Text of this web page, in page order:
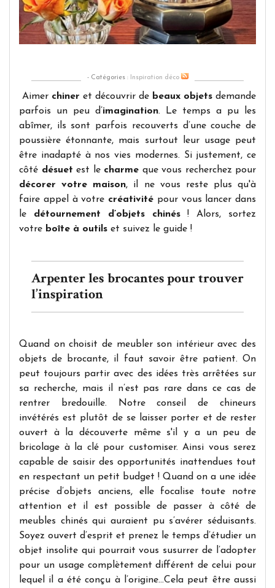
- Catégories : Inspiration déco
Aimer chiner et découvrir de beaux objets demande
parfois un peu d’imagination. Le temps a pu les
abîmer, ils sont parfois recouverts d’une couche de
poussière étonnante, mais surtout leur usage peut
être inadapté à nos vies modernes. Si justement, ce
côté désuet est le charme que vous recherchez pour
décorer votre maison, il ne vous reste plus qu'à
faire appel à votre créativité pour vous lancer dans
le détournement d’objets chinés! Alors, sortez
votre boîte à outils et suivez le guide !
Arpenter les brocantes pour trouver
l’inspiration
Quand on choisit de meubler son intérieur avec des
objets de brocante, il faut savoir être patient. On
peut toujours partir avec des idées très arrêtées sur
sa recherche, mais il n’est pas rare dans ce cas de
rentrer bredouille. Notre conseil de chineurs
invétérés est plutôt de se laisser porter et de rester
ouvert à la découverte même s'il y a un peu de
bricolage à la clé pour customiser. Ainsi vous serez
capable de saisir des opportunités inattendues tout
en respectant un petit budget ! Quand on a une idée
précise d’objets anciens, elle focalise toute notre
attention et il est possible de passer à côté de
meubles chinés qui auraient pu s’avérer séduisants.
Soyez ouvert d’esprit et prenez le temps d’étudier un
objet insolite qui pourrait vous susurrer de l’adopter
pour un usage complètement différent de celui pour
lequel il a été conçu à l’origine…Cela peut être aussi